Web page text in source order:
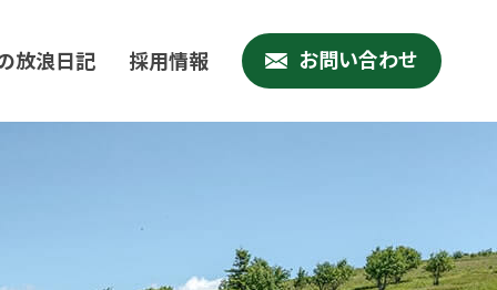
放浪日記 採用情報 お問い合わせ